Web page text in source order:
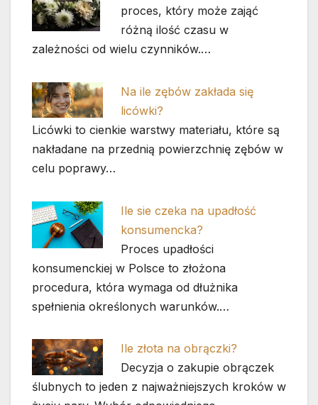
proces, który może zająć
różną ilość czasu w
zależności od wielu czynników.…
Na ile zębów zakłada się
licówki?
Licówki to cienkie warstwy materiału, które są
nakładane na przednią powierzchnię zębów w
celu poprawy…
Ile sie czeka na upadłość
konsumencka?
Proces upadłości
konsumenckiej w Polsce to złożona
procedura, która wymaga od dłużnika
spełnienia określonych warunków.…
Ile złota na obrączki?
Decyzja o zakupie obrączek
ślubnych to jeden z najważniejszych kroków w